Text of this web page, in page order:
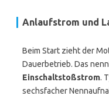
Anlaufstrom und
Beim Start zieht der
Dauerbetrieb. Das
Einschaltstoßstrom.
sechsfacher